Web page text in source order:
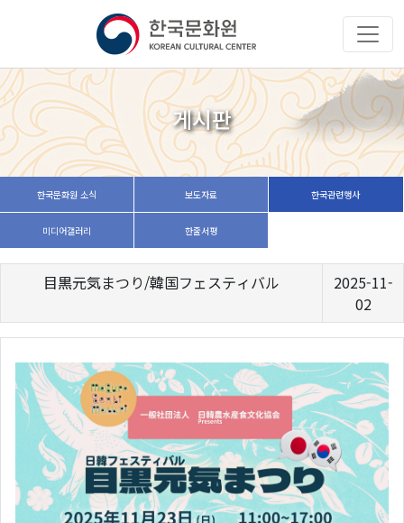
게시판
한국문화원 소식 보도자료 한국관련행사
미디어갤러리 한줄서평
目黒元気まつり/韓国フェスティバル
2025-11-
02